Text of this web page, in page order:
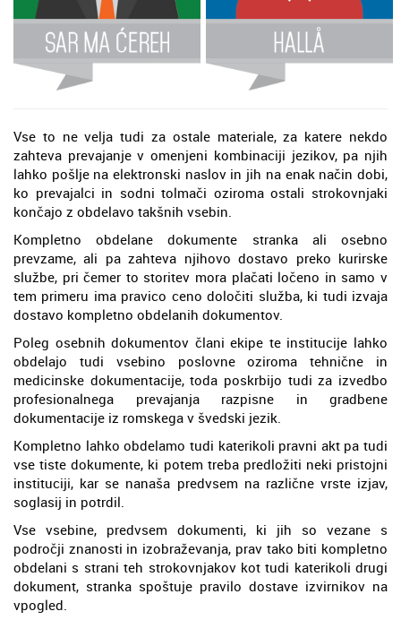
Vse to ne velja tudi za ostale materiale, za katere nekdo
zahteva prevajanje v omenjeni kombinaciji jezikov, pa njih
lahko pošlje na elektronski naslov in jih na enak način dobi,
ko prevajalci in sodni tolmači oziroma ostali strokovnjaki
končajo z obdelavo takšnih vsebin.
Kompletno obdelane dokumente stranka ali osebno
prevzame, ali pa zahteva njihovo dostavo preko kurirske
službe, pri čemer to storitev mora plačati ločeno in samo v
tem primeru ima pravico ceno določiti služba, ki tudi izvaja
dostavo kompletno obdelanih dokumentov.
Poleg osebnih dokumentov člani ekipe te institucije lahko
obdelajo tudi vsebino poslovne oziroma tehnične in
medicinske dokumentacije, toda poskrbijo tudi za izvedbo
profesionalnega prevajanja razpisne in gradbene
dokumentacije iz romskega v švedski jezik.
Kompletno lahko obdelamo tudi katerikoli pravni akt pa tudi
vse tiste dokumente, ki potem treba predložiti neki pristojni
instituciji, kar se nanaša predvsem na različne vrste izjav,
soglasij in potrdil.
Vse vsebine, predvsem dokumenti, ki jih so vezane s
področji znanosti in izobraževanja, prav tako biti kompletno
obdelani s strani teh strokovnjakov kot tudi katerikoli drugi
dokument, stranka spoštuje pravilo dostave izvirnikov na
vpogled.